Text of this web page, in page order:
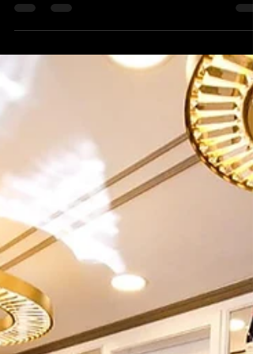
pecitalia
10 apr 2022
Tempo di lettura: 1 min
Maison Jamais 1980
Maison Jamais Boulangerie Pâtisserie Cagnes-
Mer #Ouverture #Jamais #CagnesSurMer
#Pec #PecDesign #pecitalia #PecAgencement...